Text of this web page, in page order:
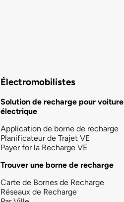
Électromobilistes
Solution de recharge pour voiture
électrique
Application de borne de recharge
Planificateur de Trajet VE
Payer for la Recharge VE
Trouver une borne de recharge
Carte de Bornes de Recharge
Réseaux de Recharge